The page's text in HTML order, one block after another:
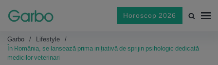
Horoscop 2026
Garbo
Lifestyle
În România, se lansează prima inițiativă de sprijin psihologic dedicată
medicilor veterinari